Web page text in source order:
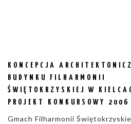
KONCEPCJA
BUDYNKU FILHARMONII
ŚWIĘTOKRZYSKIEJ W
PROJEKT KONKURSOWY 2006
Gmach Filharmonii